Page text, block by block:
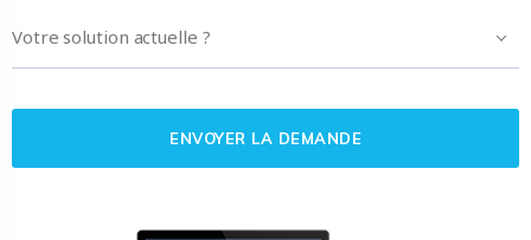
Votre solution actuelle ?